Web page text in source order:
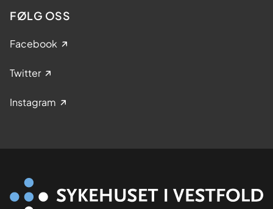
FØLG OSS
Facebook
Twitter
Instagram